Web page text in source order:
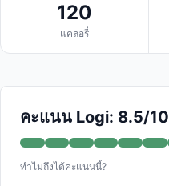
120
แคลอรี่
คะแนน Logi: 8.5/10
ทำไมถึงได้คะแนนนี้?